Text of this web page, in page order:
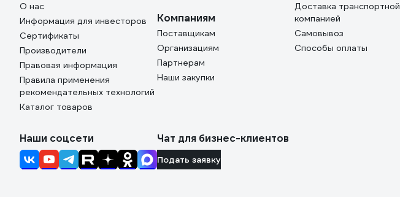
О нас
Информация для инвесторов
Сертификаты
Производители
Правовая информация
Правила применения
рекомендательных технологий
Каталог товаров
Компаниям
Поставщикам
Организациям
Партнерам
Наши закупки
Доставка транспортной
компанией
Самовывоз
Способы оплаты
Наши соцсети Чат для бизнес-клиентов
Подать заявку